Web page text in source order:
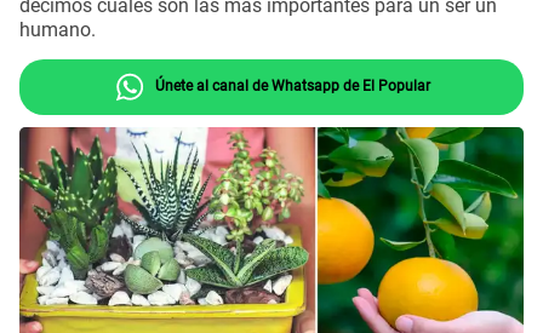
decimos cuáles son las más importantes para un ser un
humano.
Únete al canal de Whatsapp de El Popular